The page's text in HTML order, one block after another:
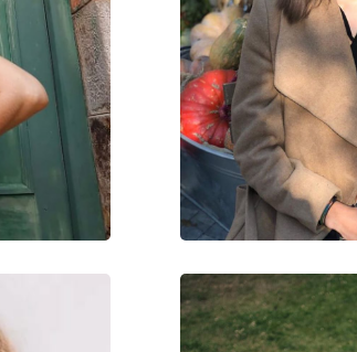
Γυαλιά Ηλίου Επώνυμες Μάρκες
Ray-Ban
Μόδα
RB3582 001/31 53